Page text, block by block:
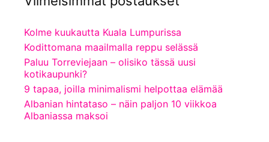
Kolme kuukautta Kuala Lumpurissa
Kodittomana maailmalla reppu selässä
Paluu Torreviejaan – olisiko tässä uusi
kotikaupunki?
9 tapaa, joilla minimalismi helpottaa elämää
Albanian hintataso – näin paljon 10 viikkoa
Albaniassa maksoi